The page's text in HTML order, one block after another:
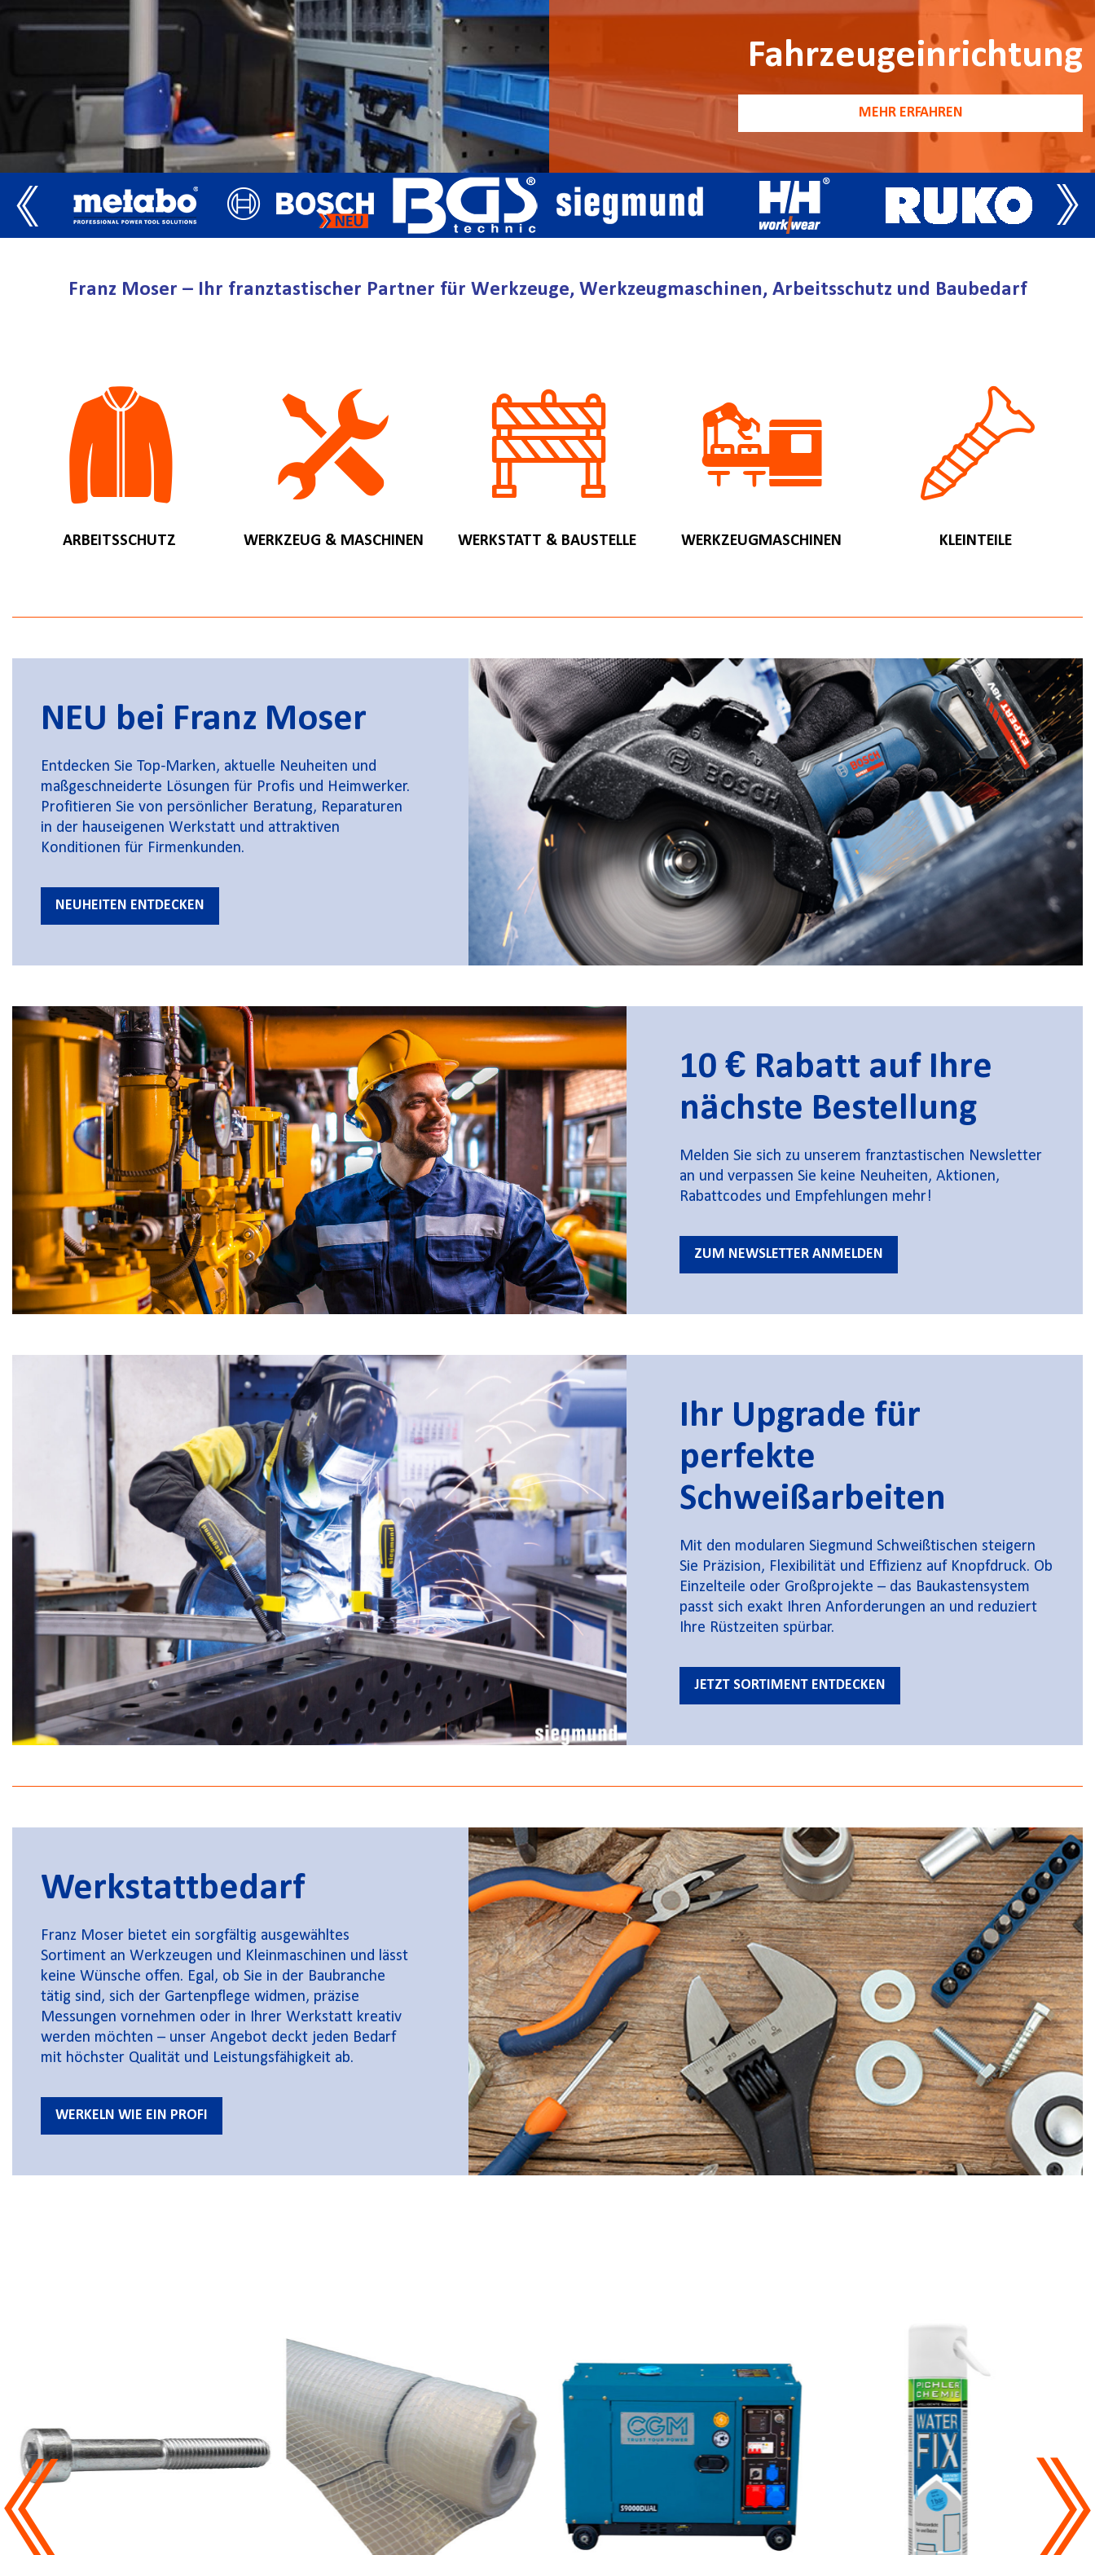
Fahrzeugeinrichtung
MEHR ERFAHREN
Franz Moser – Ihr franztastischer Partner für Werkzeuge, Werkzeugmaschinen, Arbeitsschutz und Baubedarf
ARBEITSSCHUTZ WERKZEUG & MASCHINEN WERKSTATT & BAUSTELLE WERKZEUGMASCHINEN KLEINTEILE
NEU bei Franz Moser
Entdecken Sie Top-Marken, aktuelle Neuheiten und
maßgeschneiderte Lösungen für Profis und Heimwerker.
Profitieren Sie von persönlicher Beratung, Reparaturen
in der hauseigenen Werkstatt und attraktiven
Konditionen für Firmenkunden.
NEUHEITEN ENTDECKEN
10 € Rabatt auf Ihre
nächste Bestellung
Melden Sie sich zu unserem franztastischen Newsletter
an und verpassen Sie keine Neuheiten, Aktionen,
Rabattcodes und Empfehlungen mehr!
ZUM NEWSLETTER ANMELDEN
Ihr Upgrade für
perfekte
Schweißarbeiten
Mit den modularen Siegmund Schweißtischen steigern
Sie Präzision, Flexibilität und Effizienz auf Knopfdruck. Ob
Einzelteile oder Großprojekte – das Baukastensystem
passt sich exakt Ihren Anforderungen an und reduziert
Ihre Rüstzeiten spürbar.
JETZT SORTIMENT ENTDECKEN
Werkstattbedarf
Franz Moser bietet ein sorgfältig ausgewähltes
Sortiment an Werkzeugen und Kleinmaschinen und lässt
keine Wünsche offen. Egal, ob Sie in der Baubranche
tätig sind, sich der Gartenpflege widmen, präzise
Messungen vornehmen oder in Ihrer Werkstatt kreativ
werden möchten – unser Angebot deckt jeden Bedarf
mit höchster Qualität und Leistungsfähigkeit ab.
WERKELN WIE EIN PROFI